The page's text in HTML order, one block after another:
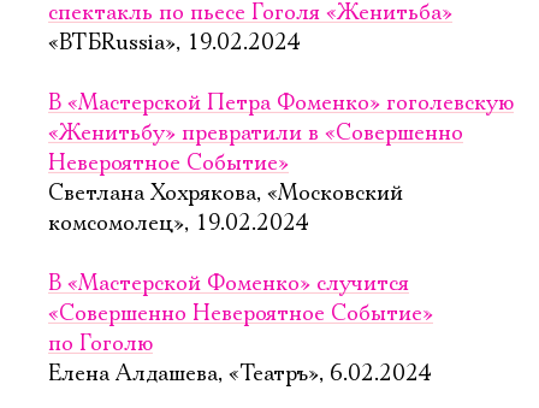
спектакль по пьесе Гоголя «Женитьба»
«ВТБRussia», 19.02.2024
В «Мастерской Петра Фоменко» гоголевскую
«Женитьбу» превратили в «Совершенно
Невероятное Событие»
Светлана Хохрякова, «Московский
комсомолец», 19.02.2024
В «Мастерской Фоменко» случится
«Совершенно Невероятное Событие»
по Гоголю
Елена Алдашева, «Театръ», 6.02.2024